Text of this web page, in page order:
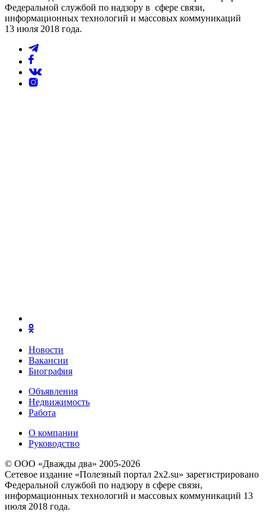
Федеральной службой по надзору в сфере связи,
информационных технологий и массовых коммуникаций
13 июля 2018 года.
Новости
Вакансии
Биография
Объявления
Недвижимость
Работа
О компании
Руководство
© ООО «Дважды два» 2005-2026
Сетевое издание «Полезный портал 2x2.su» зарегистрировано
Федеральной службой по надзору в сфере связи,
информационных технологий и массовых коммуникаций 13
июля 2018 года.